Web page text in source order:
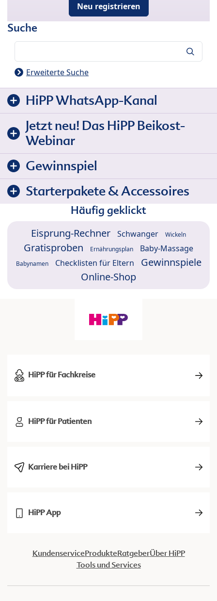
Neu registrieren
Suche
Erweiterte Suche
HiPP WhatsApp-Kanal
Jetzt neu! Das HiPP Beikost-
Webinar
Gewinnspiel
Starterpakete & Accessoires
Häufig geklickt
Eisprung-Rechner Schwanger Wickeln
Gratisproben Ernährungsplan Baby-Massage
Babynamen Checklisten für Eltern
Gewinnspiele
Online-Shop
HiPP für Fachkreise
HiPP für Patienten
Karriere bei HiPP
HiPP App
KundenserviceProdukteRatgeberÜber HiPP
Tools und Services